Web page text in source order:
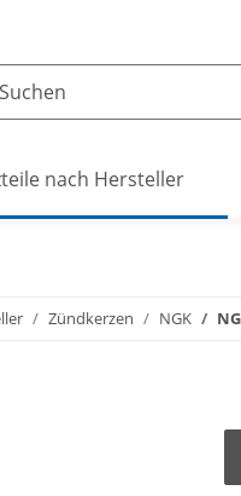
nach Hersteller
Zündkerzen NGK